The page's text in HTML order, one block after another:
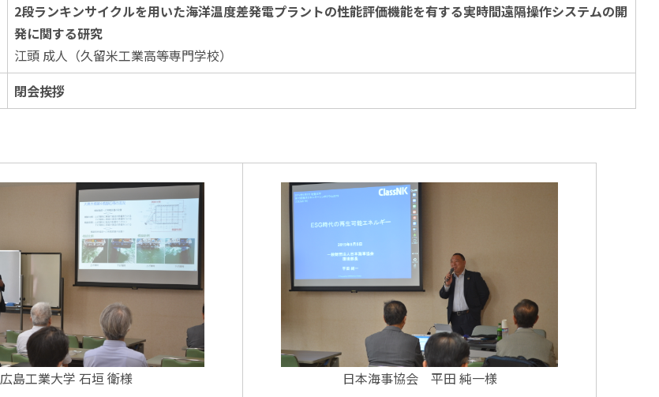
2段ランキンサイクルを用いた海洋温度差発電プラントの性能評価機能を有する実時間遠隔操作システムの開
発に関する研究
江頭 成人（久留米工業高等専門学校）
閉会挨拶
広島工業大学 石垣 衛様 日本海事協会 平田 純一様